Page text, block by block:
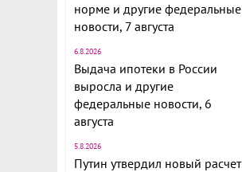
норме и другие федеральные
новости, 7 августа
6.8.2026
Выдача ипотеки в России
выросла и другие
федеральные новости, 6
августа
5.8.2026
Путин утвердил новый расчет